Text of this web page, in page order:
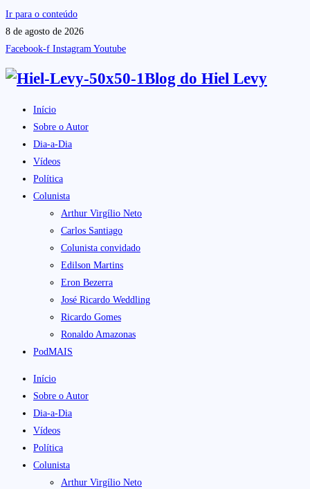
Ir para o conteúdo
8 de agosto de 2026
Facebook-f Instagram Youtube
Blog do Hiel Levy
Início
Sobre o Autor
Dia-a-Dia
Vídeos
Política
Colunista
Arthur Virgílio Neto
Carlos Santiago
Colunista convidado
Edilson Martins
Eron Bezerra
José Ricardo Weddling
Ricardo Gomes
Ronaldo Amazonas
PodMAIS
Início
Sobre o Autor
Dia-a-Dia
Vídeos
Política
Colunista
Arthur Virgílio Neto